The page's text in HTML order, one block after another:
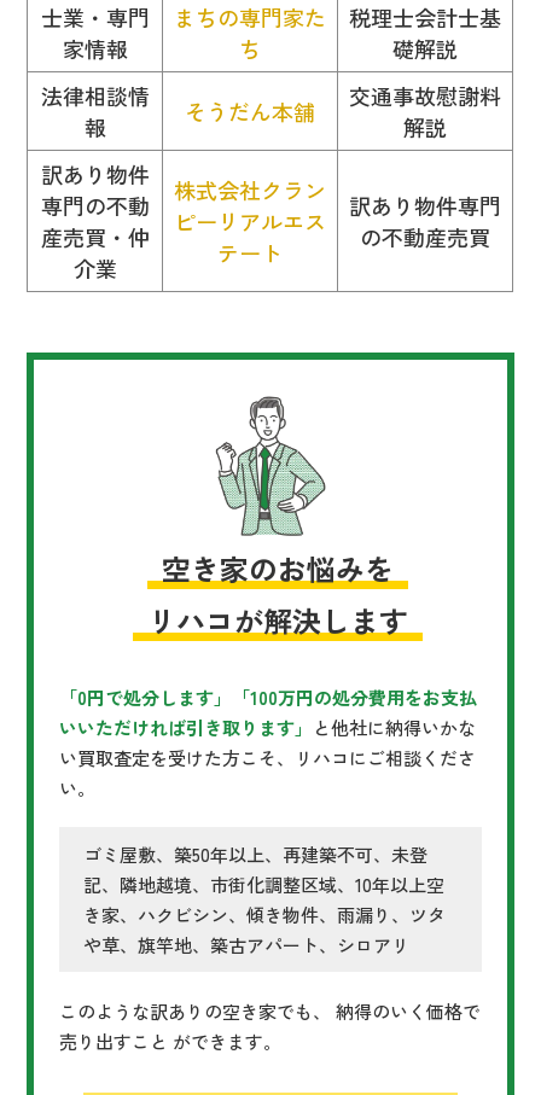
士業・専門
家情報
まちの専門家た
ち
税理士会計士基
礎解説
法律相談情
報
そうだん本舗
交通事故慰謝料
解説
訳あり物件
専門の不動
産売買・仲
介業
株式会社クラン
ピーリアルエス
テート
訳あり物件専門
の不動産売買
空き家のお悩みを
リハコが解決します
「0円で処分します」「100万円の処分費用をお支払
いいただければ引き取ります」
と他社に納得いかな
い買取査定を受けた方こそ、リハコにご相談くださ
い。
ゴミ屋敷、築50年以上、再建築不可、未登
記、隣地越境、市街化調整区域、10年以上空
き家、ハクビシン、傾き物件、雨漏り、ツタ
や草、旗竿地、築古アパート、シロアリ
このような訳ありの空き家でも、 納得のいく価格で
売り出すこと ができます。